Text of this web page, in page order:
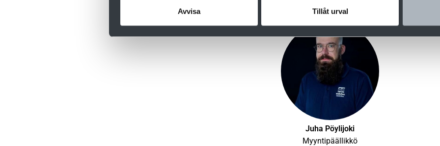
Avvisa Tillåt urval
Juha Pöylijoki
Myyntipäällikkö